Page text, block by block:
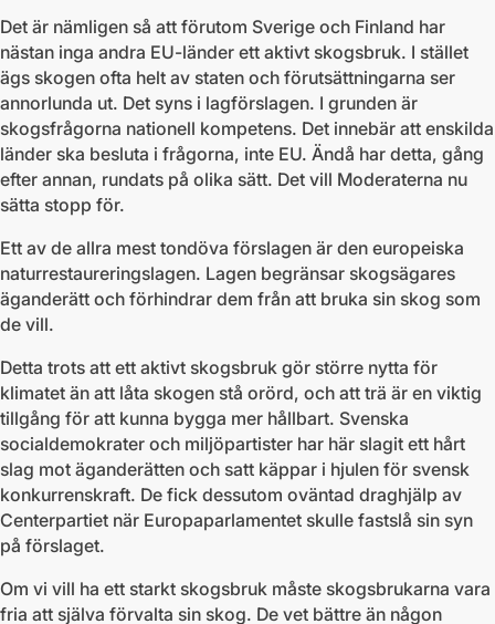
Det är nämligen så att förutom Sverige och Finland har
nästan inga andra EU-länder ett aktivt skogsbruk. I stället
ägs skogen ofta helt av staten och förutsättningarna ser
annorlunda ut. Det syns i lagförslagen. I grunden är
skogsfrågorna nationell kompetens. Det innebär att enskilda
länder ska besluta i frågorna, inte EU. Ändå har detta, gång
efter annan, rundats på olika sätt. Det vill Moderaterna nu
sätta stopp för.
Ett av de allra mest tondöva förslagen är den europeiska
naturrestaureringslagen. Lagen begränsar skogsägares
äganderätt och förhindrar dem från att bruka sin skog som
de vill.
Detta trots att ett aktivt skogsbruk gör större nytta för
klimatet än att låta skogen stå orörd, och att trä är en viktig
tillgång för att kunna bygga mer hållbart. Svenska
socialdemokrater och miljöpartister har här slagit ett hårt
slag mot äganderätten och satt käppar i hjulen för svensk
konkurrenskraft. De fick dessutom oväntad draghjälp av
Centerpartiet när Europaparlamentet skulle fastslå sin syn
på förslaget.
Om vi vill ha ett starkt skogsbruk måste skogsbrukarna vara
fria att själva förvalta sin skog. De vet bättre än någon